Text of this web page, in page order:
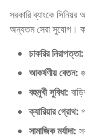
সরকারি ব্যাংকে সিনিয়র
অন্যতম সেরা সুযোগ।
চাকরির নিরাপত্তা:
আকর্ষণীয় বেতন:
বহুমুখী সুবিধা:
ক্যারিয়ার গ্রোথ:
সামাজিক মর্যাদা: